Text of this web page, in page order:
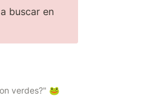
buscar en
verdes?" 🐸